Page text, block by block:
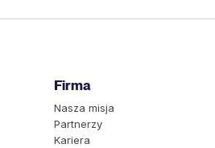
Firma
Nasza misja
Partnerzy
Kariera